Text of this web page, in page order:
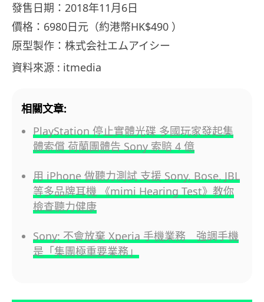
發售日期：2018年11月6日
價格：6980日元（約港幣HK$490 ）
原型製作：株式会社エムアイシー
資料來源 : itmedia
相關文章:
PlayStation 停止實體光碟 多國玩家發起集
體索償 荷蘭團體告 Sony 索賠 4 億
用 iPhone 做聽力測試 支援 Sony, Bose, JBL
等多品牌耳機 《mimi Hearing Test》教你
檢查聽力健康
Sony: 不會放棄 Xperia 手機業務 強調手機
是「集團極重要業務」